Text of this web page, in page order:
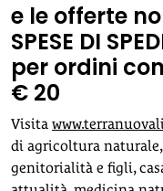
e le offerte
SPESE DI
per ordini
€ 20
Visita
di agricoltura
genitorialità e figli,